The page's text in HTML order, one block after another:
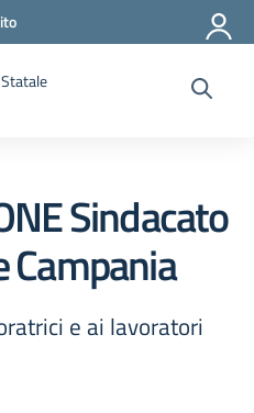
Sindacato
Campania
e ai lavoratori